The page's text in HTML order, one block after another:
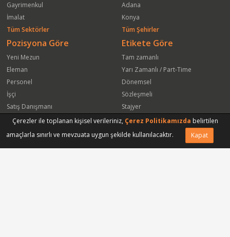
Başvuru Yap
Arkadaşına Gönder
Gayrimenkul
İmalat
Tüm Sektörler
Adana
Konya
Tüm Şehirler
Pozisyona Göre
Yeni Mezun
Eleman
Personel
İşçi
Satış Danışmanı
Öğrenci
Satış Elemanı
Etikete Göre
Tam zamanlı
Yarı Zamanlı / Part-Time
Dönemsel
Sözleşmeli
Stajyer
Freelance
Yeni Mezun
Çerezler ile toplanan kişisel verileriniz, Çerez Politikamızda belirtilen
amaçlarla sınırlı ve mevzuata uygun şekilde kullanılacaktır.
Kapat